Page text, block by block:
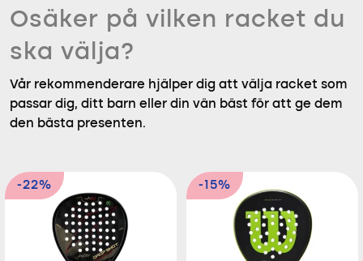
Osäker på vilken racket du
ska välja?
Vår rekommenderare hjälper dig att välja racket som
passar dig, ditt barn eller din vän bäst för att ge dem
den bästa presenten.
-22% -15%